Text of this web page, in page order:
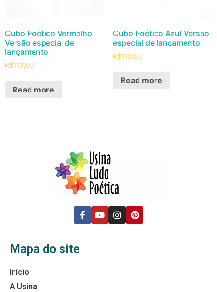
Cubo Poético Vermelho
Versão especial de
lançamento
R$110,00
Read more
Cubo Poético Azul Versão
especial de lançamento
R$110,00
Read more
Mapa do site
Início
A Usina